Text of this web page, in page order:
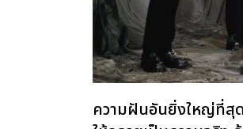
ความฝันอันยิ่งใหญ่ที่สุ